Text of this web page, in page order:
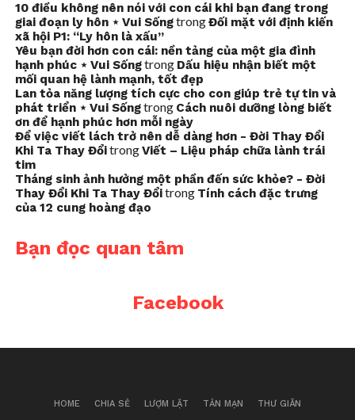
10 điều không nên nói với con cái khi bạn đang trong
giai đoạn ly hôn ⋆ Vui SốngtrongĐối mặt với định kiến
xã hội P1: “Ly hôn là xấu”
Yêu bạn đời hơn con cái: nền tảng của một gia đình
hạnh phúc ⋆ Vui Sốngtrong Dấu hiệu nhận biết một
mối quan hệ lành mạnh, tốt đẹp
Lan tỏa năng lượng tích cực cho con giúp trẻ tự tin và
phát triển ⋆ Vui Sốngtrong Cách nuôi dưỡng lòng biết
ơn để hạnh phúc hơn mỗi ngày
Để việc viết lách trở nên dễ dàng hơn - Đời Thay Đổi
Khi Ta Thay ĐổitrongViết – Liệu pháp chữa lành trái
tim
Tháng sinh ảnh hưởng một phần đến sức khỏe? - Đời
Thay Đổi Khi Ta Thay Đổitrong Tính cách đặc trưng
của 12 cung hoàng đạo
Bạn đọc quan tâm
Facebook
HOME CHIA SẺ LƯỢM LẶT TẢN MẠN THƯ GIÃN